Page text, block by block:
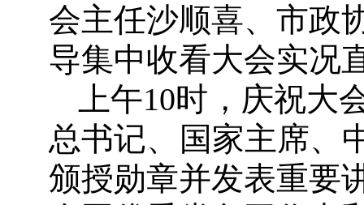
会主任沙顺喜、市政
导集中收看大会实况
上午10时，庆祝大
总书记、国家主席、
颁授勋章并发表重要